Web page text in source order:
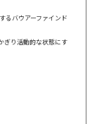
るバウアーファインド
ぎり活動的な状態にす